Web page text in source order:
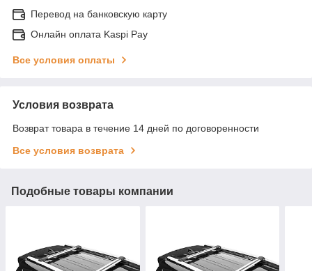
Перевод на банковскую карту
Онлайн оплата Kaspi Pay
Все условия оплаты
Условия возврата
Возврат товара в течение 14 дней по договоренности
Все условия возврата
Подобные товары компании